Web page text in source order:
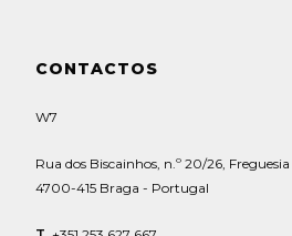
CONTACTOS
W7
Rua dos Biscainhos, n.º 20/26, Freguesia
4700-415 Braga - Portugal